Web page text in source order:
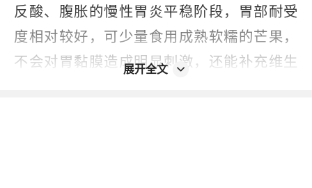
反酸、腹胀的慢性胃炎平稳阶段，胃部耐受
度相对较好，可少量食用成熟软糯的芒果，
不会对胃黏膜造成明显刺激，还能补充维生
展开全文